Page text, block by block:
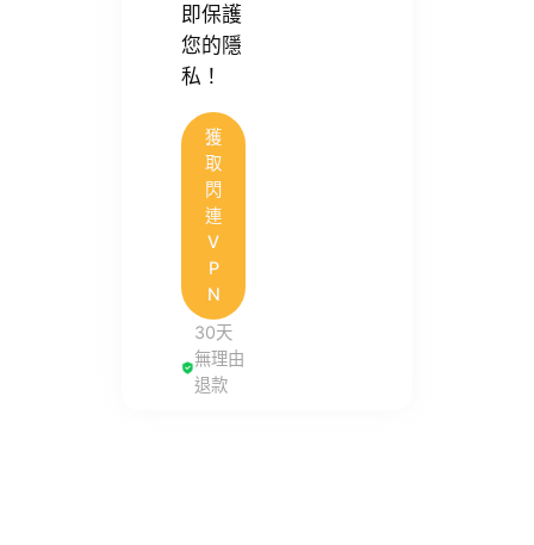
即保護
您的隱
私！
獲
取
閃
連
V
P
N
30天
無理由
退款